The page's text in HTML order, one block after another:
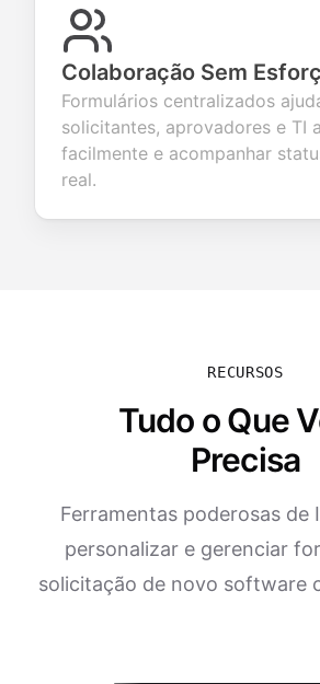
Colaboração Sem
Formulários centralizados
solicitantes, aprovadores e TI
facilmente e acompanhar
real.
RECURSOS
Tudo o Que
Precisa
Ferramentas poderosas de
personalizar e gerenciar
solicitação de novo software